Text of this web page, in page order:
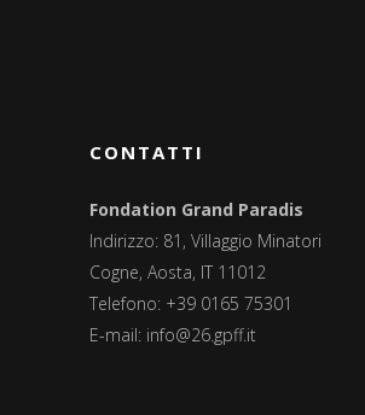
CONTATTI
Fondation Grand Paradis
Indirizzo: 81, Villaggio Minatori
Cogne, Aosta, IT 11012
Telefono: +39 0165 75301
E-mail: info@26.gpff.it